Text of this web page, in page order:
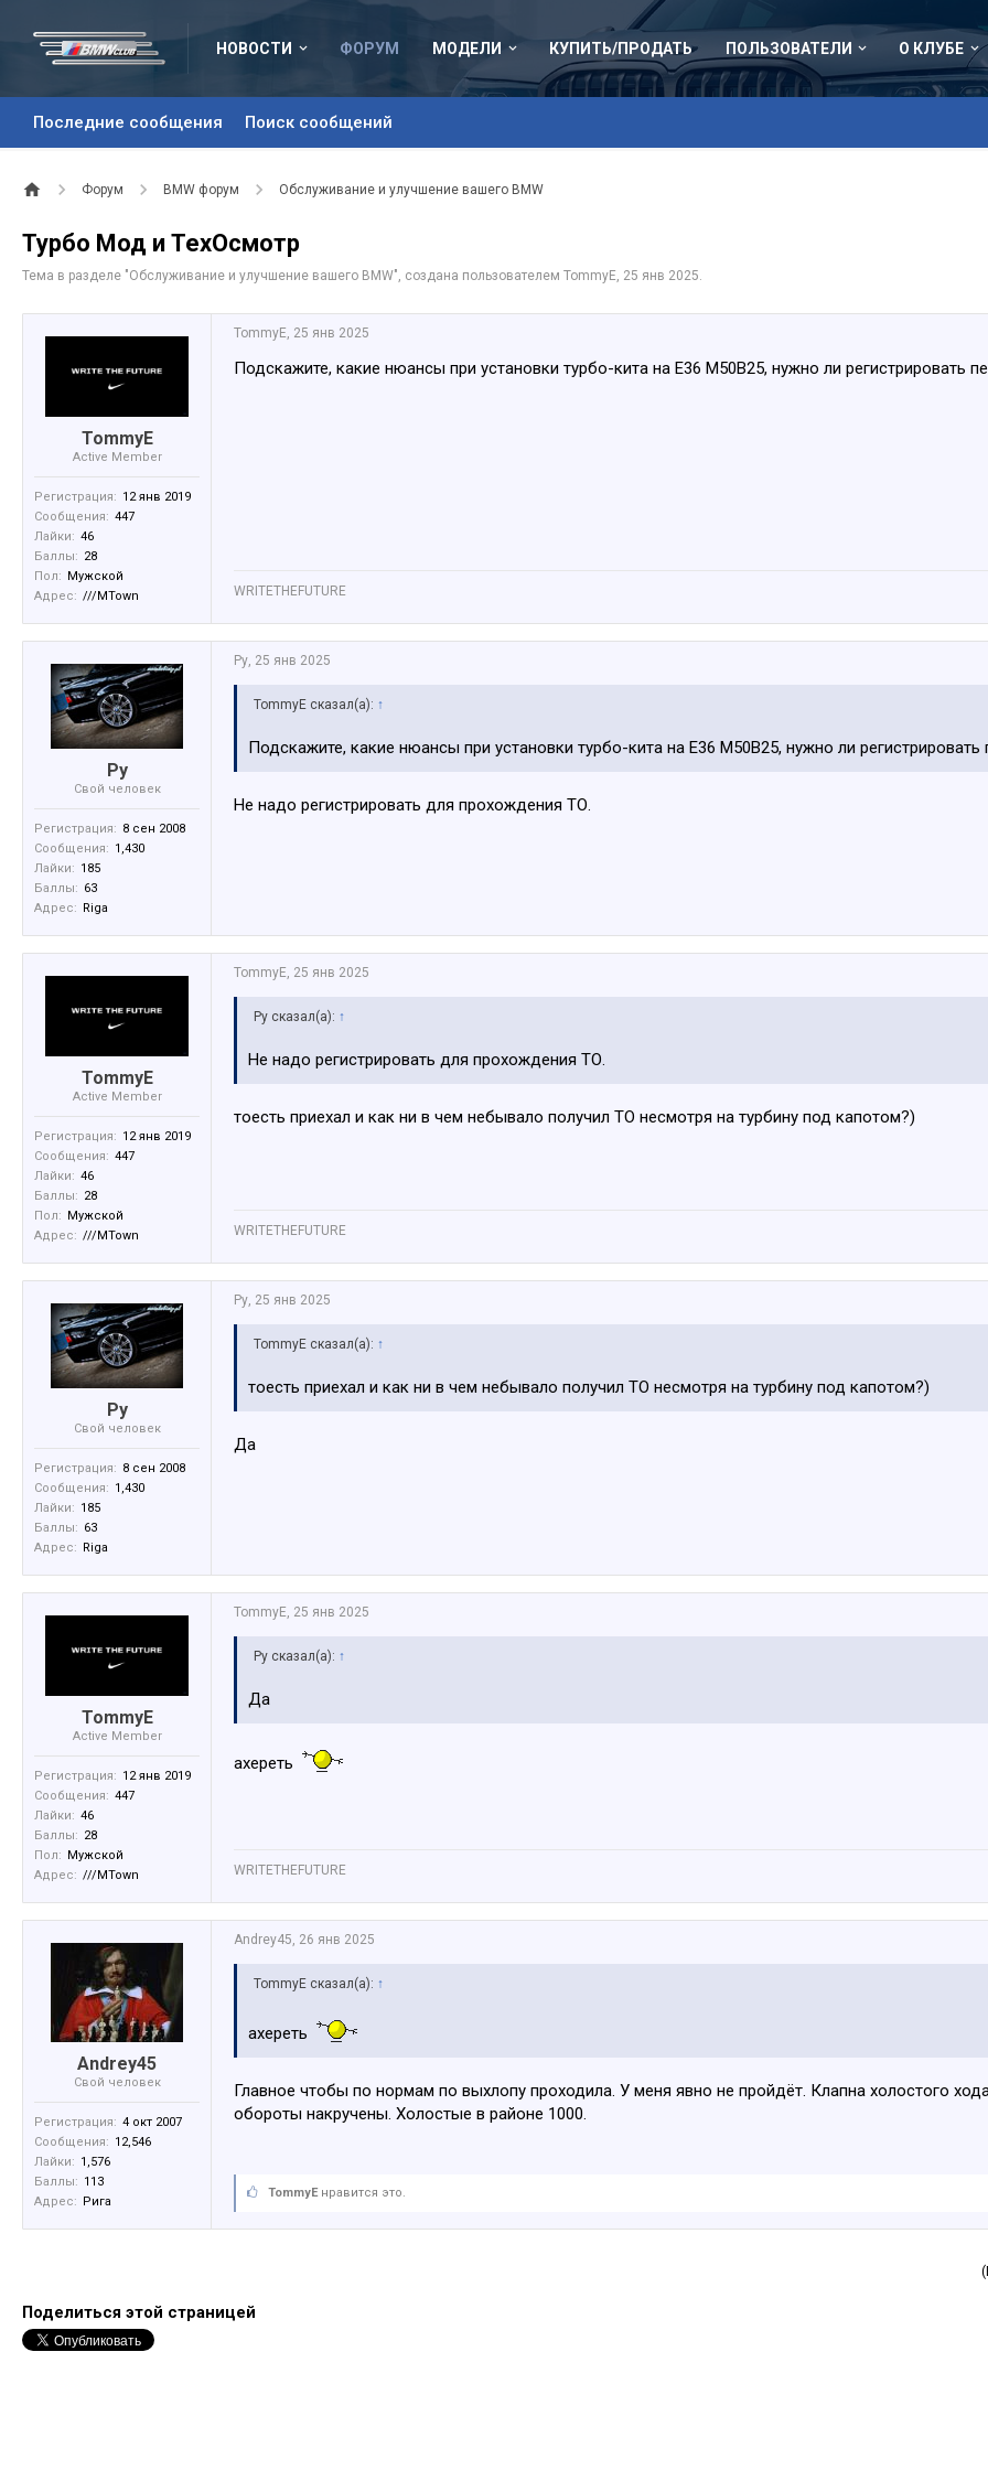
НОВОСТИ ФОРУМ
Последние сообщения Поиск сообщений
МОДЕЛИ КУПИТЬ/ПРОДАТЬ ПОЛЬЗОВАТЕЛИ О КЛУБЕ
Форум BMW форум Обслуживание и улучшение вашего BMW
Турбо Мод и ТехОсмотр
Тема в разделе "Обслуживание и улучшение вашего BMW", создана пользователем TommyE, 25 янв 2025.
TommyE
Active Member
Регистрация: 12 янв 2019
Сообщения: 447
Лайки: 46
Баллы: 28
Пол: Мужской
Адрес: ///MTown
TommyE, 25 янв 2025
Подскажите, какие нюансы при установки турбо-кита на Е36 М50B25, нужно ли регистрировать
WRITETHEFUTURE
Ру
Свой человек
Регистрация: 8 сен 2008
Сообщения: 1,430
Лайки: 185
Баллы: 63
Адрес: Riga
Ру, 25 янв 2025
TommyE сказал(а): ↑
Подскажите, какие нюансы при установки турбо-кита на Е36 М50B25, нужно ли
Не надо регистрировать для прохождения ТО.
TommyE
Active Member
Регистрация: 12 янв 2019
Сообщения: 447
Лайки: 46
Баллы: 28
Пол: Мужской
Адрес: ///MTown
TommyE, 25 янв 2025
Ру сказал(а): ↑
Не надо регистрировать для прохождения ТО.
тоесть приехал и как ни в чем небывало получил ТО несмотря на турбину под капотом?)
WRITETHEFUTURE
Ру
Свой человек
Регистрация: 8 сен 2008
Сообщения: 1,430
Лайки: 185
Баллы: 63
Адрес: Riga
Ру, 25 янв 2025
TommyE сказал(а): ↑
тоесть приехал и как ни в чем небывало получил ТО несмотря на турбину под капотом?)
Да
TommyE
Active Member
Регистрация: 12 янв 2019
Сообщения: 447
Лайки: 46
Баллы: 28
Пол: Мужской
Адрес: ///MTown
TommyE, 25 янв 2025
Ру сказал(а): ↑
Да
ахереть
WRITETHEFUTURE
Andrey45
Свой человек
Регистрация: 4 окт 2007
Сообщения: 12,546
Лайки: 1,576
Баллы: 113
Адрес: Рига
Andrey45, 26 янв 2025
TommyE сказал(а): ↑
ахереть
Главное чтобы по нормам по выхлопу проходила. У меня явно не пройдёт. Клапна холостого
обороты накручены. Холостые в районе 1000.
TommyEнравится это.
Поделиться этой страницей